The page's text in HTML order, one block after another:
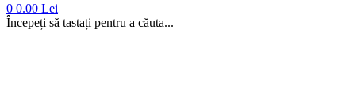
0 0.00 Lei
Începeți să tastați pentru a căuta...